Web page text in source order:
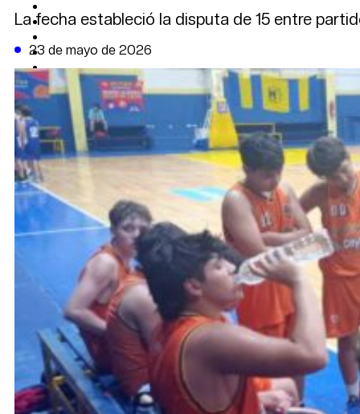
POLÍTICA
DATA FIRME
DE LA TRIBUNA TV
La fecha estableció la disputa de 15 entre
23 de mayo de 2026